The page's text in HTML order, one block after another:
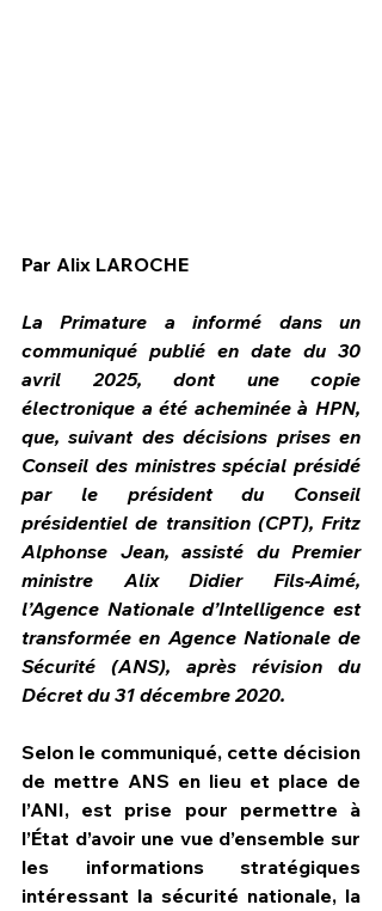
HPN Live
Par Alix LAROCHE
La Primature a informé dans un
communiqué publié en date du 30
avril 2025, dont une copie
électronique a été acheminée à HPN,
que, suivant des décisions prises en
Conseil des ministres spécial présidé
par le président du Conseil
présidentiel de transition (CPT), Fritz
Alphonse Jean, assisté du Premier
ministre Alix Didier Fils-Aimé,
l’Agence Nationale d’Intelligence est
transformée en Agence Nationale de
Sécurité (ANS), après révision du
Décret du 31 décembre 2020.
Selon le communiqué, cette décision
de mettre ANS en lieu et place de
l’ANI, est prise pour permettre à
l’État d’avoir une vue d’ensemble sur
les informations stratégiques
intéressant la sécurité nationale, la